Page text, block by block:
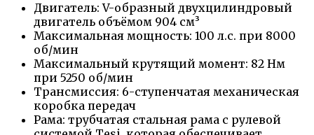
Двигатель: V-образный двухцилиндровый
двигатель объёмом 904 см³
Максимальная мощность: 100 л.с. при 8000
об/мин
Максимальный крутящий момент: 82 Нм
при 5250 об/мин
Трансмиссия: 6-ступенчатая механическая
коробка передач
Рама: трубчатая стальная рама с рулевой